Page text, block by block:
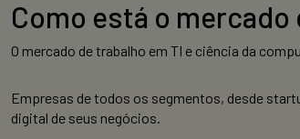
Como está o
O mercado de trabalho em TI e ciência da
Empresas de todos os segmentos, desde
digital de seus negócios.